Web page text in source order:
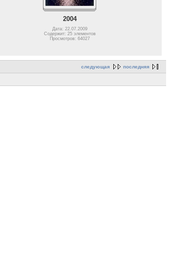
2004
Дата: 22.07.2009
Содержит: 25 элементов
Просмотров: 64027
следующая последняя